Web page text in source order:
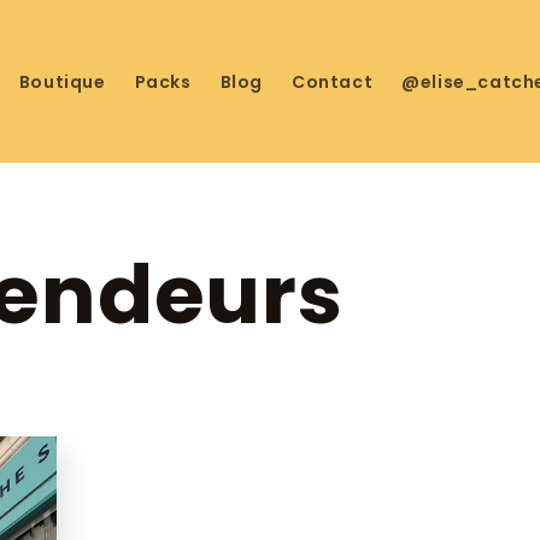
Boutique Packs Blog Contact